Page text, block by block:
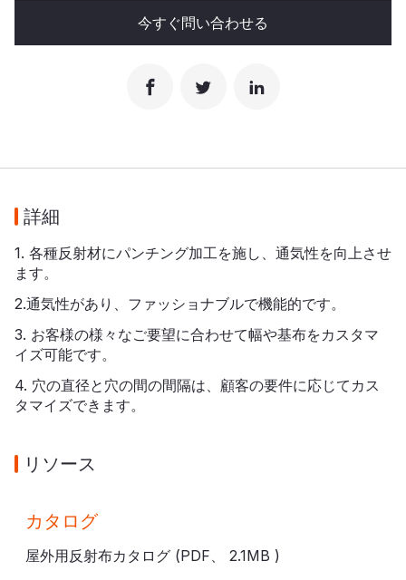
今すぐ問い合わせる
詳細
1. 各種反射材にパンチング加工を施し、通気性を向上させ
ます。
2.通気性があり、ファッショナブルで機能的です。
3. お客様の様々なご要望に合わせて幅や基布をカスタマ
イズ可能です。
4. 穴の直径と穴の間の間隔は、顧客の要件に応じてカス
タマイズできます。
リソース
カタログ
屋外用反射布カタログ (PDF、 2.1MB )